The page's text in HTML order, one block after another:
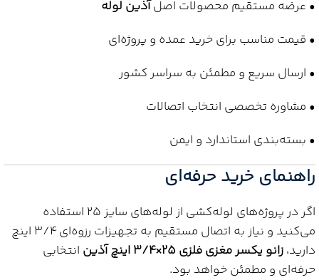
• عرضه مستقیم محصولات اصلآذین لوله
• قیمت مناسب برای خرید عمده و پروژه‌ای
• ارسال سریع و مطمئن به سراسر کشور
• مشاوره تخصصی انتخاب اتصالات
• بسته‌بندی استاندارد و ایمن
راهنمای خرید حرفه‌ای
اگر در پروژه‌های لوله‌کشی از لوله‌های سایز 25 استفاده
می‌کنید و نیاز به اتصال مستقیم به تجهیزات رزوه‌ای 3/4 اینچ
دارید،زانو یکسر مغزی فلزی 25×3/4 اینچ آذین
انتخابی
حرفه‌ای و مطمئن خواهد بود.